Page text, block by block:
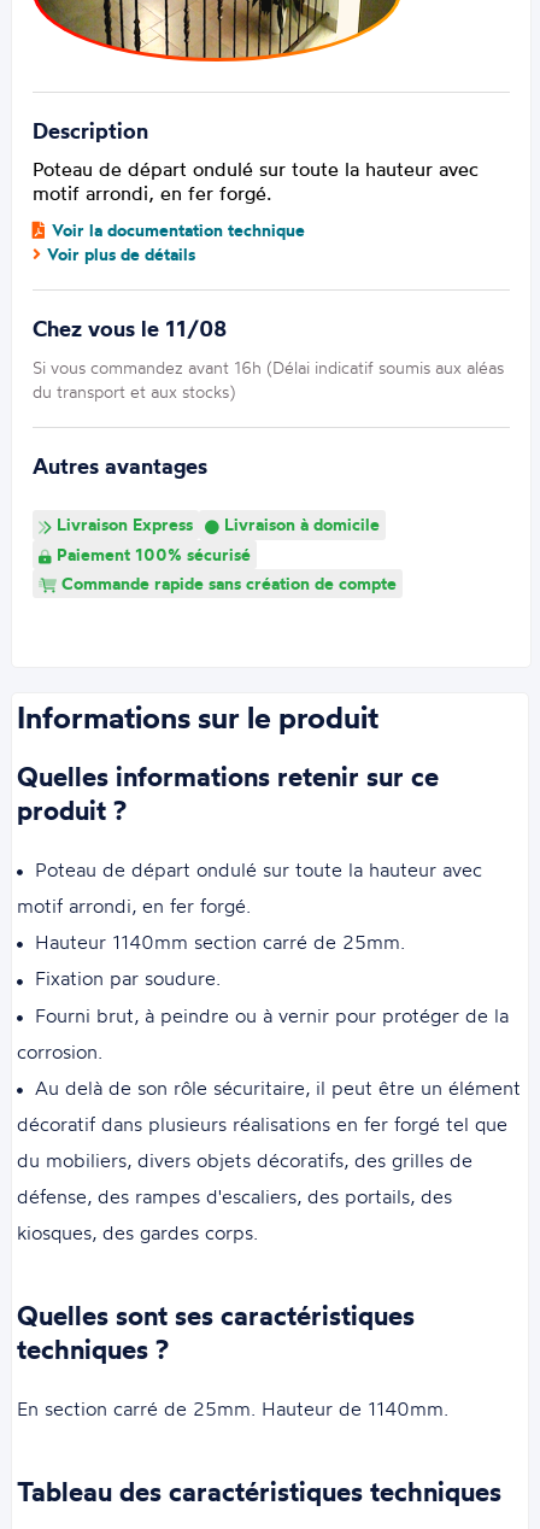
Description
Poteau de départ ondulé sur toute la hauteur avec
motif arrondi, en fer forgé.
Voir la documentation technique
Voir plus de détails
Chez vous le 11/08
Si vous commandez avant 16h (Délai indicatif soumis aux aléas
du transport et aux stocks)
Autres avantages
Livraison Express
Livraison à domicile
Paiement 100% sécurisé
Commande rapide sans création de compte
Informations sur le produit
Quelles informations retenir sur ce
produit ?
Poteau de départ ondulé sur toute la hauteur avec
motif arrondi, en fer forgé.
Hauteur 1140mm section carré de 25mm.
Fixation par soudure.
Fourni brut, à peindre ou à vernir pour protéger de la
corrosion.
Au delà de son rôle sécuritaire, il peut être un élément
décoratif dans plusieurs réalisations en fer forgé tel que
du mobiliers, divers objets décoratifs, des grilles de
défense, des rampes d'escaliers, des portails, des
kiosques, des gardes corps.
Quelles sont ses caractéristiques
techniques ?
En section carré de 25mm. Hauteur de 1140mm.
Tableau des caractéristiques techniques